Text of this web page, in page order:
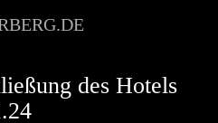
des Hotels